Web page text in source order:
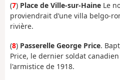
(7) Place de Ville-sur-Haine Le
proviendrait d’une villa belgo-
rivière.
(8) Passerelle George Price.
Price, le dernier soldat
l'armistice de 1918.